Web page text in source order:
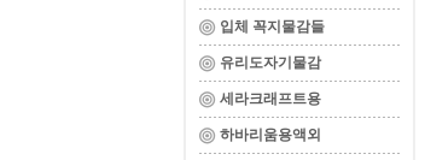
입체 꼭지물감들
유리도자기물감
세라크래프트용
하바리움용액외